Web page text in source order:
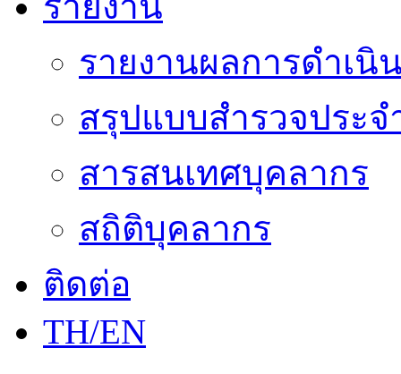
รายงานผลการดำเนิ
สรุปแบบสำรวจประจ
สารสนเทศบุคลากร
สถิติบุคลากร
ติดต่อ
TH/EN